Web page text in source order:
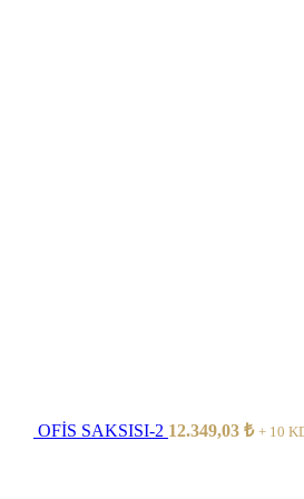
OFİS SAKSISI-2 12.349,03 ₺ + 10